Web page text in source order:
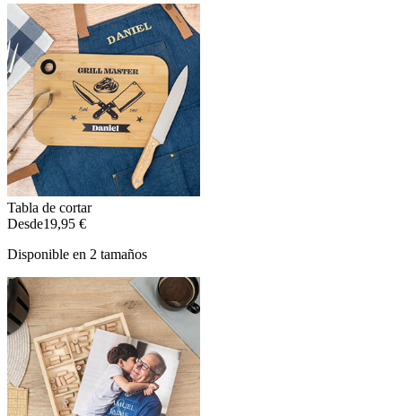
Tabla de cortar
Desde19,95 €
Disponible en 2 tamaños